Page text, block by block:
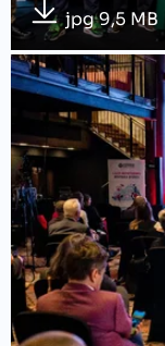
jpg 9,5 MB